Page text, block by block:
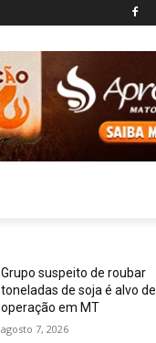
Grupo suspeito de roubar
toneladas de soja é alvo de
operação em MT
agosto 7, 2026